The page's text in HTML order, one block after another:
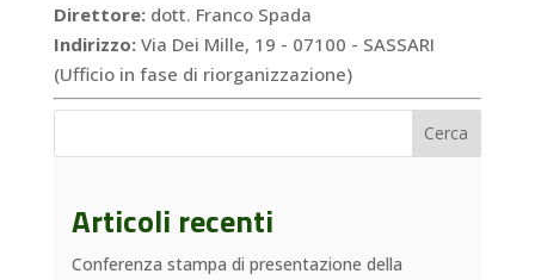
Direttore:dott. Franco Spada
Indirizzo:Via Dei Mille, 19 - 07100 - SASSARI
(Ufficio in fase di riorganizzazione)
Cerca
Articoli recenti
Conferenza stampa di presentazione della